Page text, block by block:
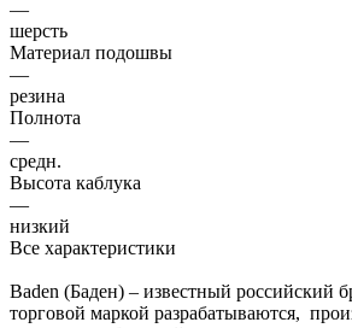
—
шерсть
Материал подошвы
—
резина
Полнота
—
средн.
Высота каблука
—
низкий
Все характеристики
Baden (Баден) – известный российский
торговой маркой разрабатываются,